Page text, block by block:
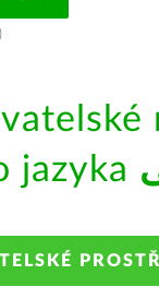
)
jazyka